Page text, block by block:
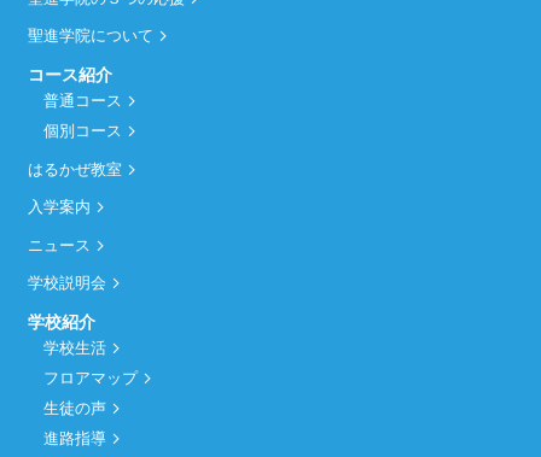
聖進学院について
コース紹介
普通コース
個別コース
はるかぜ教室
入学案内
ニュース
学校説明会
学校紹介
学校生活
フロアマップ
生徒の声
進路指導